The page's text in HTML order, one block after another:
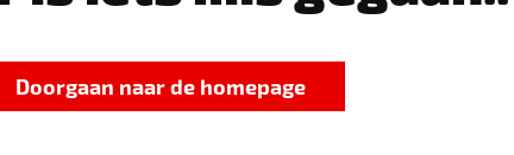
Doorgaan naar de homepage